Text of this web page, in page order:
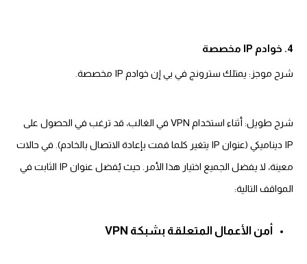
4. خوادم IP مخصصة
شرح موجز: يمتلك سترونج في بي إن خوادم IP مخصصة.
شرح طويل: أثناء استخدام VPN في الغالب، قد ترغب في الحصول على
IP ديناميكي (عنوان IP يتغير كلما قمت بإعادة الاتصال بالخادم). في حالات
معينة، لا يفضل الجميع اختيار هذا الأمر. حيث يُفضل عنوان IP الثابت في
المواقف التالية:
أمن الأعمال المتعلقة بشبكة VPN